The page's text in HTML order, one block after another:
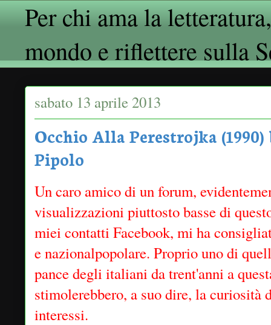
Per chi ama la
mondo e riflettere sulla
sabato 13 aprile 2013
Occhio Alla Perestrojka
Pipolo
Un caro amico di un forum,
visualizzazioni piuttosto basse di
miei contatti Facebook, mi ha
e nazionalpopolare. Proprio uno di
pance degli italiani da trent'anni a
stimolerebbero, a suo dire, la curiosità
interessi.